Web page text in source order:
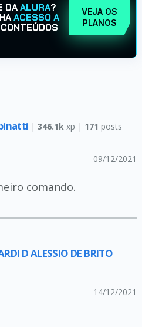
DAALURA?
ACESSO A
VEJA OS
PLANOS
| 346.1k xp | 171 posts
09/12/2021
comando.
D ALESSIO DE BRITO
14/12/2021